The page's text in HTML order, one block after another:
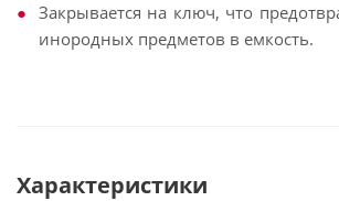
Закрывается на ключ, что
инородных предметов в емкость.
Характеристики